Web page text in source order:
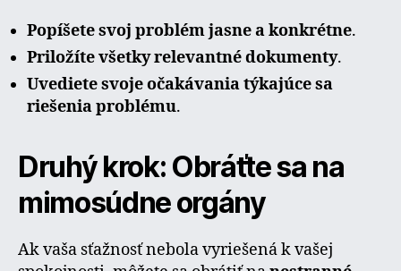
Popíšete svoj problém jasne a konkrétne.
Priložíte všetky relevantné dokumenty.
Uvediete svoje očakávania týkajúce sa
riešenia problému.
Druhý krok: Obráťte sa na
mimosúdne orgány
Ak vaša sťažnosť nebola vyriešená k vašej